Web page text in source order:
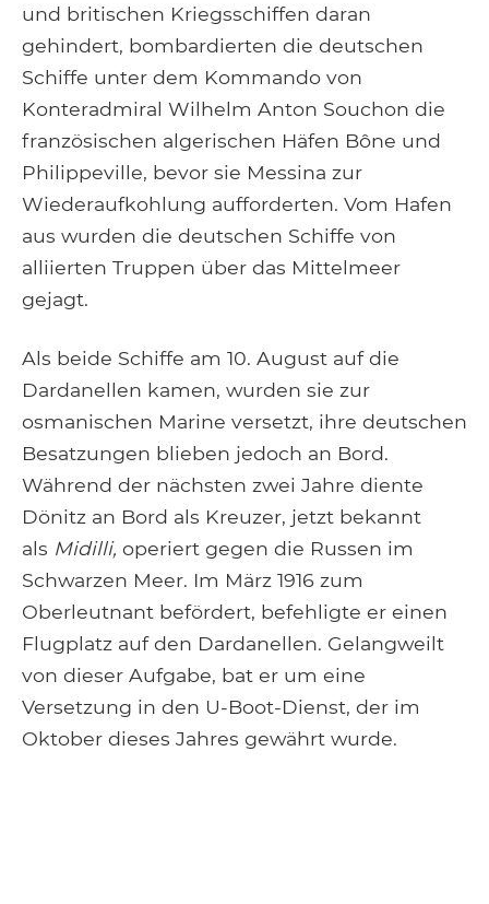
und britischen Kriegsschiffen daran
gehindert, bombardierten die deutschen
Schiffe unter dem Kommando von
Konteradmiral Wilhelm Anton Souchon die
französischen algerischen Häfen Bône und
Philippeville, bevor sie Messina zur
Wiederaufkohlung aufforderten. Vom Hafen
aus wurden die deutschen Schiffe von
alliierten Truppen über das Mittelmeer
gejagt.
Als beide Schiffe am 10. August auf die
Dardanellen kamen, wurden sie zur
osmanischen Marine versetzt, ihre deutschen
Besatzungen blieben jedoch an Bord.
Während der nächsten zwei Jahre diente
Dönitz an Bord als Kreuzer, jetzt bekannt
als Midilli, operiert gegen die Russen im
Schwarzen Meer. Im März 1916 zum
Oberleutnant befördert, befehligte er einen
Flugplatz auf den Dardanellen. Gelangweilt
von dieser Aufgabe, bat er um eine
Versetzung in den U-Boot-Dienst, der im
Oktober dieses Jahres gewährt wurde.